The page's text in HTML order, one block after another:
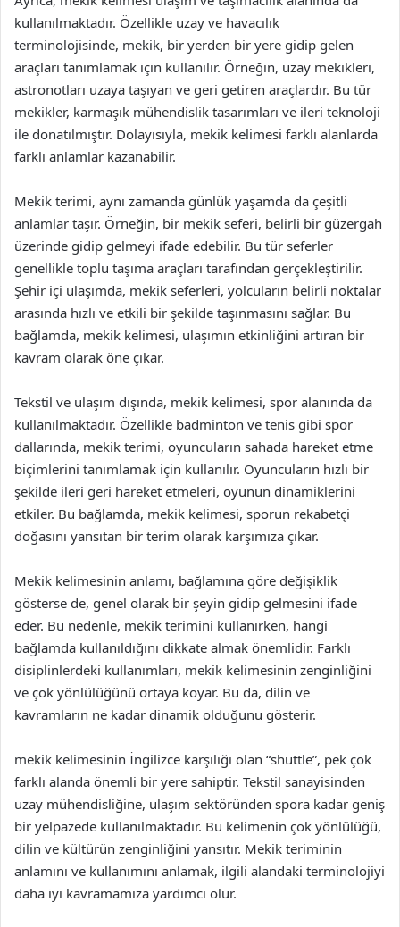
kullanılmaktadır. Özellikle uzay ve havacılık
terminolojisinde, mekik, bir yerden bir yere gidip gelen
araçları tanımlamak için kullanılır. Örneğin, uzay mekikleri,
astronotları uzaya taşıyan ve geri getiren araçlardır. Bu tür
mekikler, karmaşık mühendislik tasarımları ve ileri teknoloji
ile donatılmıştır. Dolayısıyla, mekik kelimesi farklı alanlarda
farklı anlamlar kazanabilir.
Mekik terimi, aynı zamanda günlük yaşamda da çeşitli
anlamlar taşır. Örneğin, bir mekik seferi, belirli bir güzergah
üzerinde gidip gelmeyi ifade edebilir. Bu tür seferler
genellikle toplu taşıma araçları tarafından gerçekleştirilir.
Şehir içi ulaşımda, mekik seferleri, yolcuların belirli noktalar
arasında hızlı ve etkili bir şekilde taşınmasını sağlar. Bu
bağlamda, mekik kelimesi, ulaşımın etkinliğini artıran bir
kavram olarak öne çıkar.
Tekstil ve ulaşım dışında, mekik kelimesi, spor alanında da
kullanılmaktadır. Özellikle badminton ve tenis gibi spor
dallarında, mekik terimi, oyuncuların sahada hareket etme
biçimlerini tanımlamak için kullanılır. Oyuncuların hızlı bir
şekilde ileri geri hareket etmeleri, oyunun dinamiklerini
etkiler. Bu bağlamda, mekik kelimesi, sporun rekabetçi
doğasını yansıtan bir terim olarak karşımıza çıkar.
Mekik kelimesinin anlamı, bağlamına göre değişiklik
gösterse de, genel olarak bir şeyin gidip gelmesini ifade
eder. Bu nedenle, mekik terimini kullanırken, hangi
bağlamda kullanıldığını dikkate almak önemlidir. Farklı
disiplinlerdeki kullanımları, mekik kelimesinin zenginliğini
ve çok yönlülüğünü ortaya koyar. Bu da, dilin ve
kavramların ne kadar dinamik olduğunu gösterir.
mekik kelimesinin İngilizce karşılığı olan “shuttle”, pek çok
farklı alanda önemli bir yere sahiptir. Tekstil sanayisinden
uzay mühendisliğine, ulaşım sektöründen spora kadar geniş
bir yelpazede kullanılmaktadır. Bu kelimenin çok yönlülüğü,
dilin ve kültürün zenginliğini yansıtır. Mekik teriminin
anlamını ve kullanımını anlamak, ilgili alandaki terminolojiyi
daha iyi kavramamıza yardımcı olur.